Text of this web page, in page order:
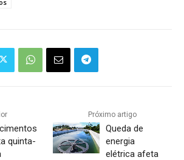
quinta-
Próximo artigo
Queda de
energia
elétrica afeta